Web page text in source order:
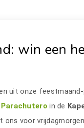
win een
uit onze
Parachutero in de
voor